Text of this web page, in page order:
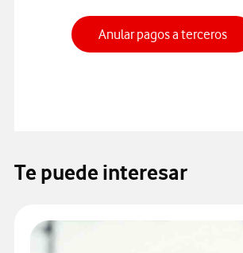
Anular pagos a terceros
Te puede interesar